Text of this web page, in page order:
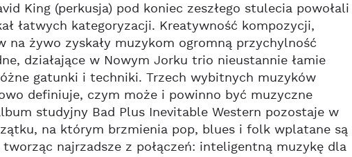
King (perkusja) pod koniec zeszłego stulecia powołali
łatwych kategoryzacji. Kreatywność kompozycji,
na żywo zyskały muzykom ogromną przychylność
działające w Nowym Jorku trio nieustannie łamie
gatunki i techniki. Trzech wybitnych muzyków
definiuje, czym może i powinno być muzyczne
studyjny Bad Plus Inevitable Western pozostaje w
na którym brzmienia pop, blues i folk wplatane są
najrzadsze z połączeń: inteligentną muzykę dla